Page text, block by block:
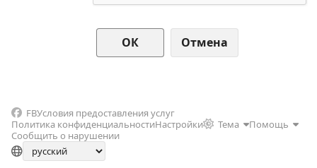
Отмена
FBУсловия предоставления услуг
Политика конфиденциальностиНастройки Тема
Помощь
Сообщить о нарушении